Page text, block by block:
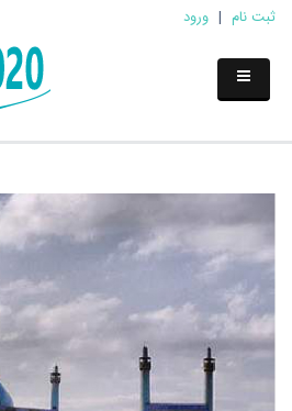
ثبت نام | ورود